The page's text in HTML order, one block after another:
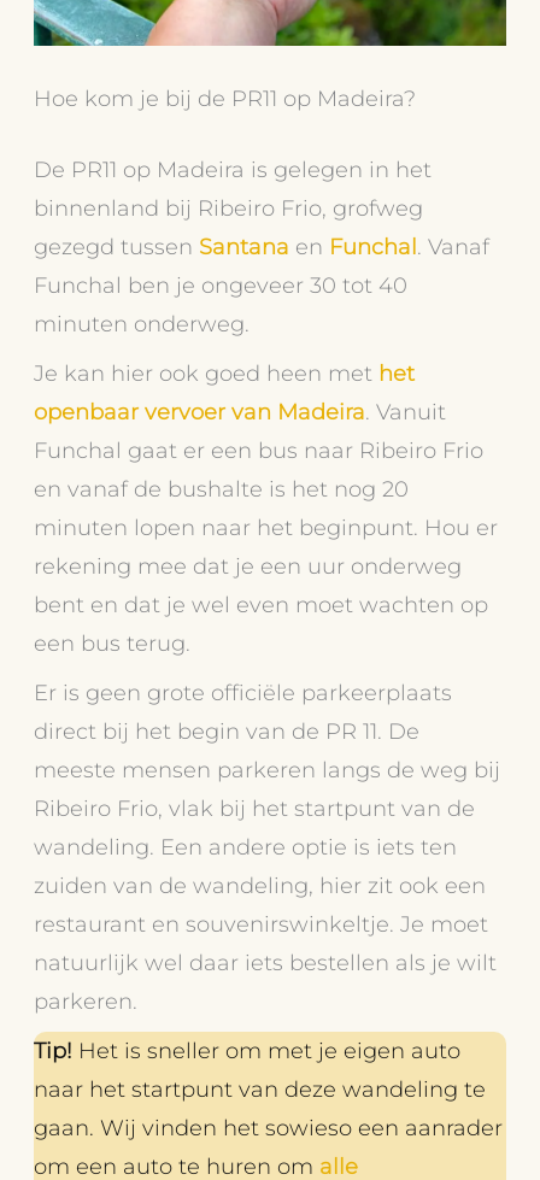
Hoe kom je bij de PR11 op Madeira?
De PR11 op Madeira is gelegen in het
binnenland bij Ribeiro Frio, grofweg
gezegd tussen Santana en Funchal. Vanaf
Funchal ben je ongeveer 30 tot 40
minuten onderweg.
Je kan hier ook goed heen met het
openbaar vervoer van Madeira. Vanuit
Funchal gaat er een bus naar Ribeiro Frio
en vanaf de bushalte is het nog 20
minuten lopen naar het beginpunt. Hou er
rekening mee dat je een uur onderweg
bent en dat je wel even moet wachten op
een bus terug.
Er is geen grote officiële parkeerplaats
direct bij het begin van de PR 11. De
meeste mensen parkeren langs de weg bij
Ribeiro Frio, vlak bij het startpunt van de
wandeling. Een andere optie is iets ten
zuiden van de wandeling, hier zit ook een
restaurant en souvenirswinkeltje. Je moet
natuurlijk wel daar iets bestellen als je wilt
parkeren.
Tip! Het is sneller om met je eigen auto
naar het startpunt van deze wandeling te
gaan. Wij vinden het sowieso een aanrader
om een auto te huren om alle